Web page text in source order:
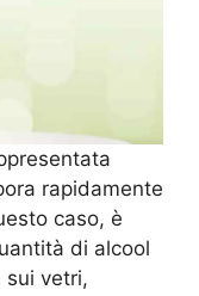
rapidamente
caso, è
di alcool
sui vetri,